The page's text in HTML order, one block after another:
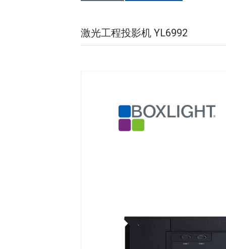
激光工程投影机 YL6992